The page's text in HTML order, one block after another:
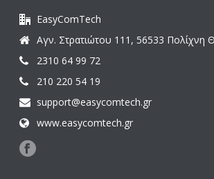
EasyComTech
Αγν. Στρατιώτου 111, 56533 Πολίχνη
2310 64 99 72
210 220 54 19
support@easycomtech.gr
www.easycomtech.gr